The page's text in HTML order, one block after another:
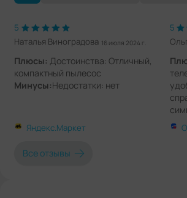
5
Наталья Виноградова 16 июля 2024 г.
Плюсы: Достоинства: Отличный,
компактный пылесос
Минусы:Недостатки: нет
Яндекс.Маркет
5
Все отзывы